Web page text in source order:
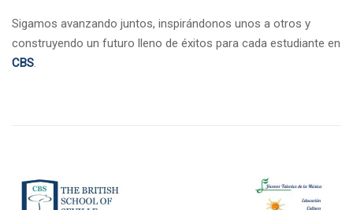
Sigamos avanzando juntos, inspirándonos unos a otros y
construyendo un futuro lleno de éxitos para cada estudiante en
CBS